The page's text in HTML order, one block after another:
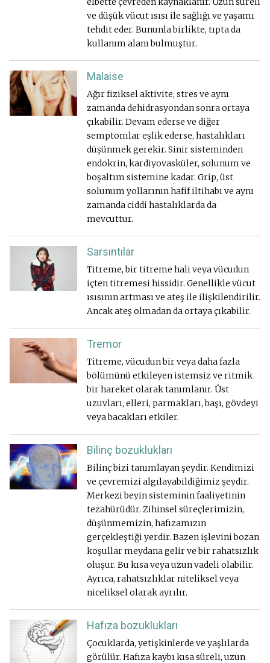
ve düşük vücut ısısı ile sağlığı ve yaşamı
tehdit eder. Bununla birlikte, tıpta da
kullanım alanı bulmuştur.
Malaise
Ağır fiziksel aktivite, stres ve aynı
zamanda dehidrasyondan sonra ortaya
çıkabilir. Devam ederse ve diğer
semptomlar eşlik ederse, hastalıkları
düşünmek gerekir. Sinir sisteminden
endokrin, kardiyovasküler, solunum ve
boşaltım sistemine kadar. Grip, üst
solunum yollarının hafif iltihabı ve aynı
zamanda ciddi hastalıklarda da
mevcuttur.
Sarsıntılar
Titreme, bir titreme hali veya vücudun
içten titremesi hissidir. Genellikle vücut
ısısının artması ve ateş ile ilişkilendirilir.
Ancak ateş olmadan da ortaya çıkabilir.
Tremor
Titreme, vücudun bir veya daha fazla
bölümünü etkileyen istemsiz ve ritmik
bir hareket olarak tanımlanır. Üst
uzuvları, elleri, parmakları, başı, gövdeyi
veya bacakları etkiler.
Bilinç bozuklukları
Bilinç bizi tanımlayan şeydir. Kendimizi
ve çevremizi algılayabildiğimiz şeydir.
Merkezi beyin sisteminin faaliyetinin
tezahürüdür. Zihinsel süreçlerimizin,
düşünmemizin, hafızamızın
gerçekleştiği yerdir. Bazen işlevini bozan
koşullar meydana gelir ve bir rahatsızlık
oluşur. Bu kısa veya uzun vadeli olabilir.
Ayrıca, rahatsızlıklar niteliksel veya
niceliksel olarak ayrılır.
Hafıza bozuklukları
Çocuklarda, yetişkinlerde ve yaşlılarda
görülür. Hafıza kaybı kısa süreli, uzun